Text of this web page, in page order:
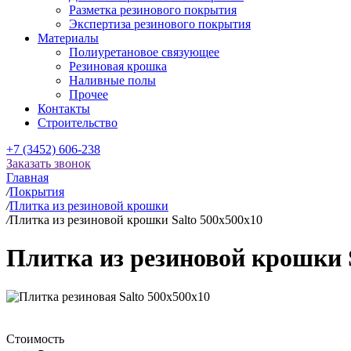
Разметка резинового покрытия
Экспертиза резинового покрытия
Материалы
Полиуретановое связующее
Резиновая крошка
Наливные полы
Прочее
Контакты
Строительство
+7 (3452) 606-238
Заказать звонок
Главная
/Покрытия
/Плитка из резиновой крошки
/Плитка из резиновой крошки Salto 500x500x10
Плитка из резиновой крошки
Стоимость